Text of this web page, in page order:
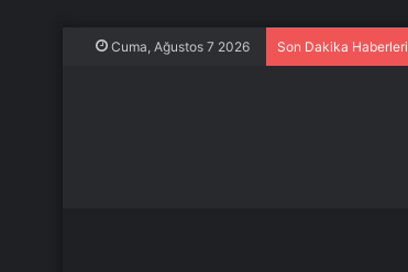
Cuma, Ağustos 7 2026 Son Dakika Haberleri